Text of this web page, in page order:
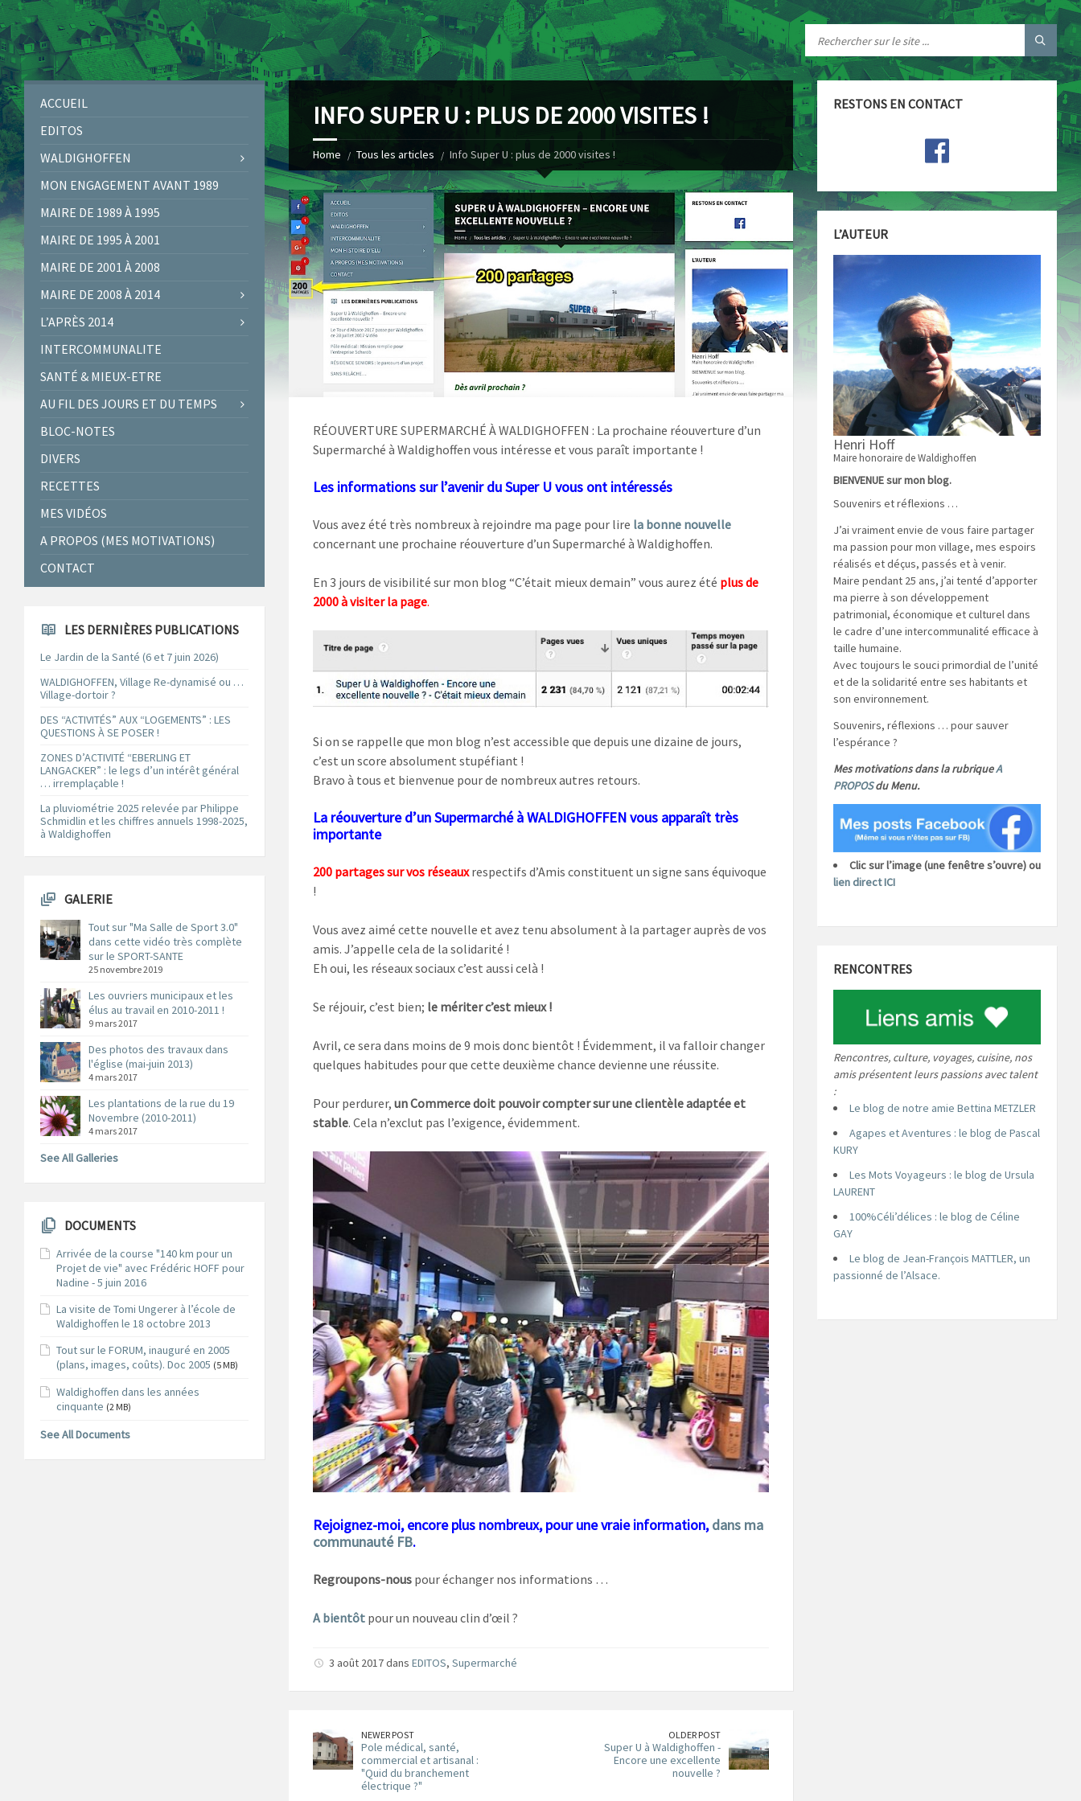
INFO SUPER U : PLUS DE 2000 VISITES !
Home Tous les articles Info Super U : plus de 2000 visites !
RÉOUVERTURE SUPERMARCHÉ À WALDIGHOFFEN : La prochaine réouverture d’un
Supermarché à Waldighoffen vous intéresse et vous paraît importante !
Les informations sur l’avenir du Super U vous ont intéressés
Vous avez été très nombreux à rejoindre ma page pour lire la bonne nouvelle
concernant une prochaine réouverture d’un Supermarché à Waldighoffen.
En 3 jours de visibilité sur mon blog “C’était mieux demain” vous aurez été plus de
2000 à visiter la page.
Si on se rappelle que mon blog n’est accessible que depuis une dizaine de jours,
c’est un score absolument stupéfiant !
Bravo à tous et bienvenue pour de nombreux autres retours.
La réouverture d’un Supermarché à WALDIGHOFFEN vous apparaît très
importante
200 partages sur vos réseauxrespectifs d’Amis constituent un signe sans équivoque
!
Vous avez aimé cette nouvelle et avez tenu absolument à la partager auprès de vos
amis. J’appelle cela de la solidarité !
Eh oui, les réseaux sociaux c’est aussi celà !
Se réjouir, c’est bien; le mériter c’est mieux !
Avril, ce sera dans moins de 9 mois donc bientôt ! Évidemment, il va falloir changer
quelques habitudes pour que cette deuxième chance devienne une réussite.
Pour perdurer, un Commerce doit pouvoir compter sur une clientèle adaptée et
stable. Cela n’exclut pas l’exigence, évidemment.
Rejoignez-moi, encore plus nombreux, pour une vraie information,dans ma
communauté FB.
Regroupons-nouspour échanger nos informations …
A bientôtpour un nouveau clin d’œil ?
3 août 2017 dans EDITOS, Supermarché
NEWER POST
Pole médical, santé,
commercial et artisanal :
"Quid du branchement
électrique ?"
OLDER POST
Super U à Waldighoffen -
Encore une excellente
nouvelle ?
ACCUEIL
EDITOS
WALDIGHOFFEN
MON ENGAGEMENT AVANT 1989
MAIRE DE 1989 À 1995
MAIRE DE 1995 À 2001
MAIRE DE 2001 À 2008
MAIRE DE 2008 À 2014
L’APRÈS 2014
INTERCOMMUNALITE
SANTÉ & MIEUX-ETRE
AU FIL DES JOURS ET DU TEMPS
BLOC-NOTES
DIVERS
RECETTES
MES VIDÉOS
A PROPOS (MES MOTIVATIONS)
CONTACT
LES DERNIÈRES PUBLICATIONS
Le Jardin de la Santé (6 et 7 juin 2026)
WALDIGHOFFEN, Village Re-dynamisé ou …
Village-dortoir ?
DES “ACTIVITÉS” AUX “LOGEMENTS” : LES
QUESTIONS À SE POSER !
ZONES D’ACTIVITÉ “EBERLING ET
LANGACKER” : le legs d’un intérêt général
… irremplaçable !
La pluviométrie 2025 relevée par Philippe
Schmidlin et les chiffres annuels 1998-2025,
à Waldighoffen
GALERIE
Tout sur "Ma Salle de Sport 3.0"
dans cette vidéo très complète
sur le SPORT-SANTE
25 novembre 2019
Les ouvriers municipaux et les
élus au travail en 2010-2011 !
9 mars 2017
Des photos des travaux dans
l'église (mai-juin 2013)
4 mars 2017
Les plantations de la rue du 19
Novembre (2010-2011)
4 mars 2017
See All Galleries
DOCUMENTS
Arrivée de la course "140 km pour un
Projet de vie" avec Frédéric HOFF pour
Nadine - 5 juin 2016
La visite de Tomi Ungerer à l’école de
Waldighoffen le 18 octobre 2013
Tout sur le FORUM, inauguré en 2005
(plans, images, coûts). Doc 2005 (5 MB)
Waldighoffen dans les années
cinquante (2 MB)
See All Documents
RESTONS EN CONTACT
L’AUTEUR
Henri Hoff
Maire honoraire de Waldighoffen
BIENVENUE sur mon blog.
Souvenirs et réflexions …
J’ai vraiment envie de vous faire partager
ma passion pour mon village, mes espoirs
réalisés et déçus, passés et à venir.
Maire pendant 25 ans, j’ai tenté d’apporter
ma pierre à son développement
patrimonial, économique et culturel dans
le cadre d’une intercommunalité efficace à
taille humaine.
Avec toujours le souci primordial de l’unité
et de la solidarité entre ses habitants et
son environnement.
Souvenirs, réflexions … pour sauver
l’espérance ?
Mes motivations dans la rubriqueA
PROPOSdu Menu.
Clic sur l’image (une fenêtre s’ouvre) ou
lien direct ICI
RENCONTRES
Rencontres, culture, voyages, cuisine, nos
amis présentent leurs passions avec talent
:
Le blog de notre amie Bettina METZLER
Agapes et Aventures : le blog de Pascal
KURY
Les Mots Voyageurs : le blog de Ursula
LAURENT
100%Céli’délices : le blog de Céline
GAY
Le blog de Jean-François MATTLER, un
passionné de l’Alsace.